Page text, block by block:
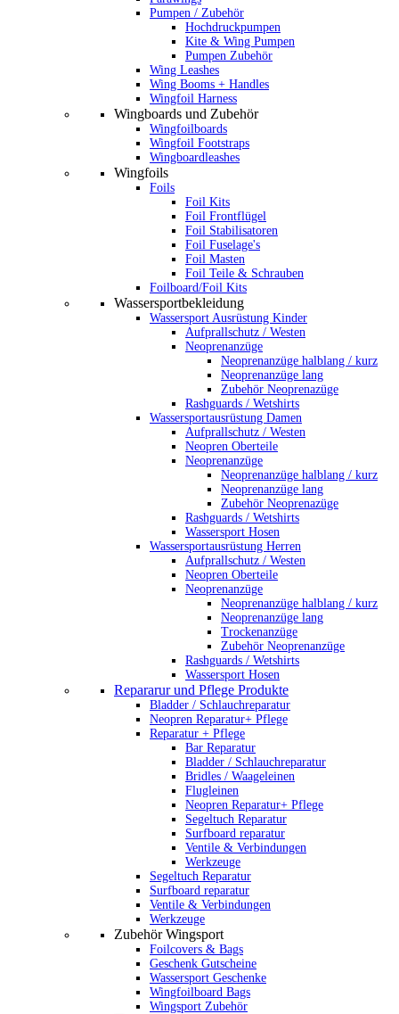
Pumpen / Zubehör
Hochdruckpumpen
Kite & Wing Pumpen
Pumpen Zubehör
Wing Leashes
Wing Booms + Handles
Wingfoil Harness
Wingboards und Zubehör
Wingfoilboards
Wingfoil Footstraps
Wingboardleashes
Wingfoils
Foils
Foil Kits
Foil Frontflügel
Foil Stabilisatoren
Foil Fuselage's
Foil Masten
Foil Teile & Schrauben
Foilboard/Foil Kits
Wassersportbekleidung
Wassersport Ausrüstung Kinder
Aufprallschutz / Westen
Neoprenanzüge
Neoprenanzüge halblang / kurz
Neoprenanzüge lang
Zubehör Neoprenazüge
Rashguards / Wetshirts
Wassersportausrüstung Damen
Aufprallschutz / Westen
Neopren Oberteile
Neoprenanzüge
Neoprenanzüge halblang / kurz
Neoprenanzüge lang
Zubehör Neoprenazüge
Rashguards / Wetshirts
Wassersport Hosen
Wassersportausrüstung Herren
Aufprallschutz / Westen
Neopren Oberteile
Neoprenanzüge
Neoprenanzüge halblang / kurz
Neoprenanzüge lang
Trockenanzüge
Zubehör Neoprenanzüge
Rashguards / Wetshirts
Wassersport Hosen
Repararur und Pflege Produkte
Bladder / Schlauchreparatur
Neopren Reparatur+ Pflege
Reparatur + Pflege
Bar Reparatur
Bladder / Schlauchreparatur
Bridles / Waageleinen
Flugleinen
Neopren Reparatur+ Pflege
Segeltuch Reparatur
Surfboard reparatur
Ventile & Verbindungen
Werkzeuge
Segeltuch Reparatur
Surfboard reparatur
Ventile & Verbindungen
Werkzeuge
Zubehör Wingsport
Foilcovers & Bags
Geschenk Gutscheine
Wassersport Geschenke
Wingfoilboard Bags
Wingsport Zubehör